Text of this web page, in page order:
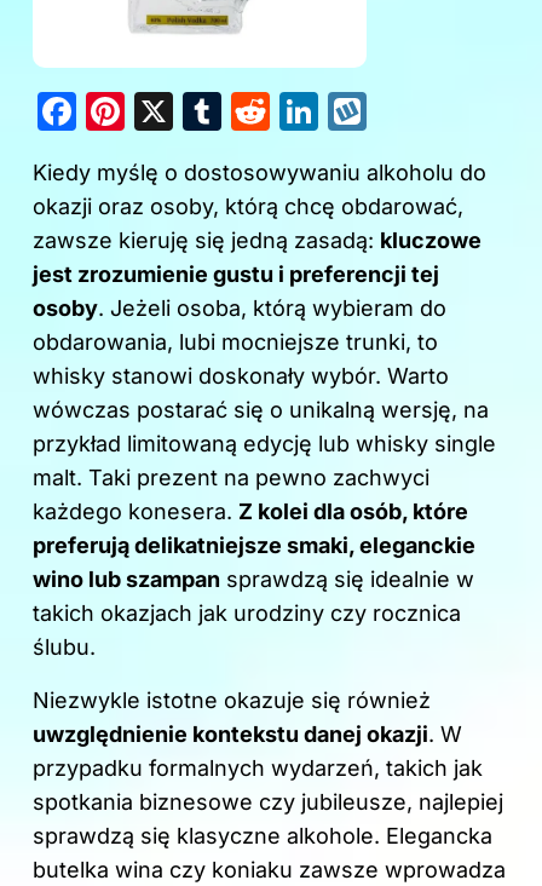
F
c
e
b
o
o
k
Pi
er
e
st
X
T
m
bl
r
R
d
di
t
Li
k
e
dI
n
k
o
p
Kiedy myślę o dostosowywaniu alkoholu do
okazji oraz osoby, którą chcę obdarować,
zawsze kieruję się jedną zasadą: kluczowe
jest zrozumienie gustu i preferencji tej
osoby. Jeżeli osoba, którą wybieram do
obdarowania, lubi mocniejsze trunki, to
whisky stanowi doskonały wybór. Warto
wówczas postarać się o unikalną wersję, na
przykład limitowaną edycję lub whisky single
malt. Taki prezent na pewno zachwyci
każdego konesera. Z kolei dla osób, które
preferują delikatniejsze smaki, eleganckie
wino lub szampan sprawdzą się idealnie w
takich okazjach jak urodziny czy rocznica
ślubu.
Niezwykle istotne okazuje się również
uwzględnienie kontekstu danej okazji. W
przypadku formalnych wydarzeń, takich jak
spotkania biznesowe czy jubileusze, najlepiej
sprawdzą się klasyczne alkohole. Elegancka
butelka wina czy koniaku zawsze wprowadza